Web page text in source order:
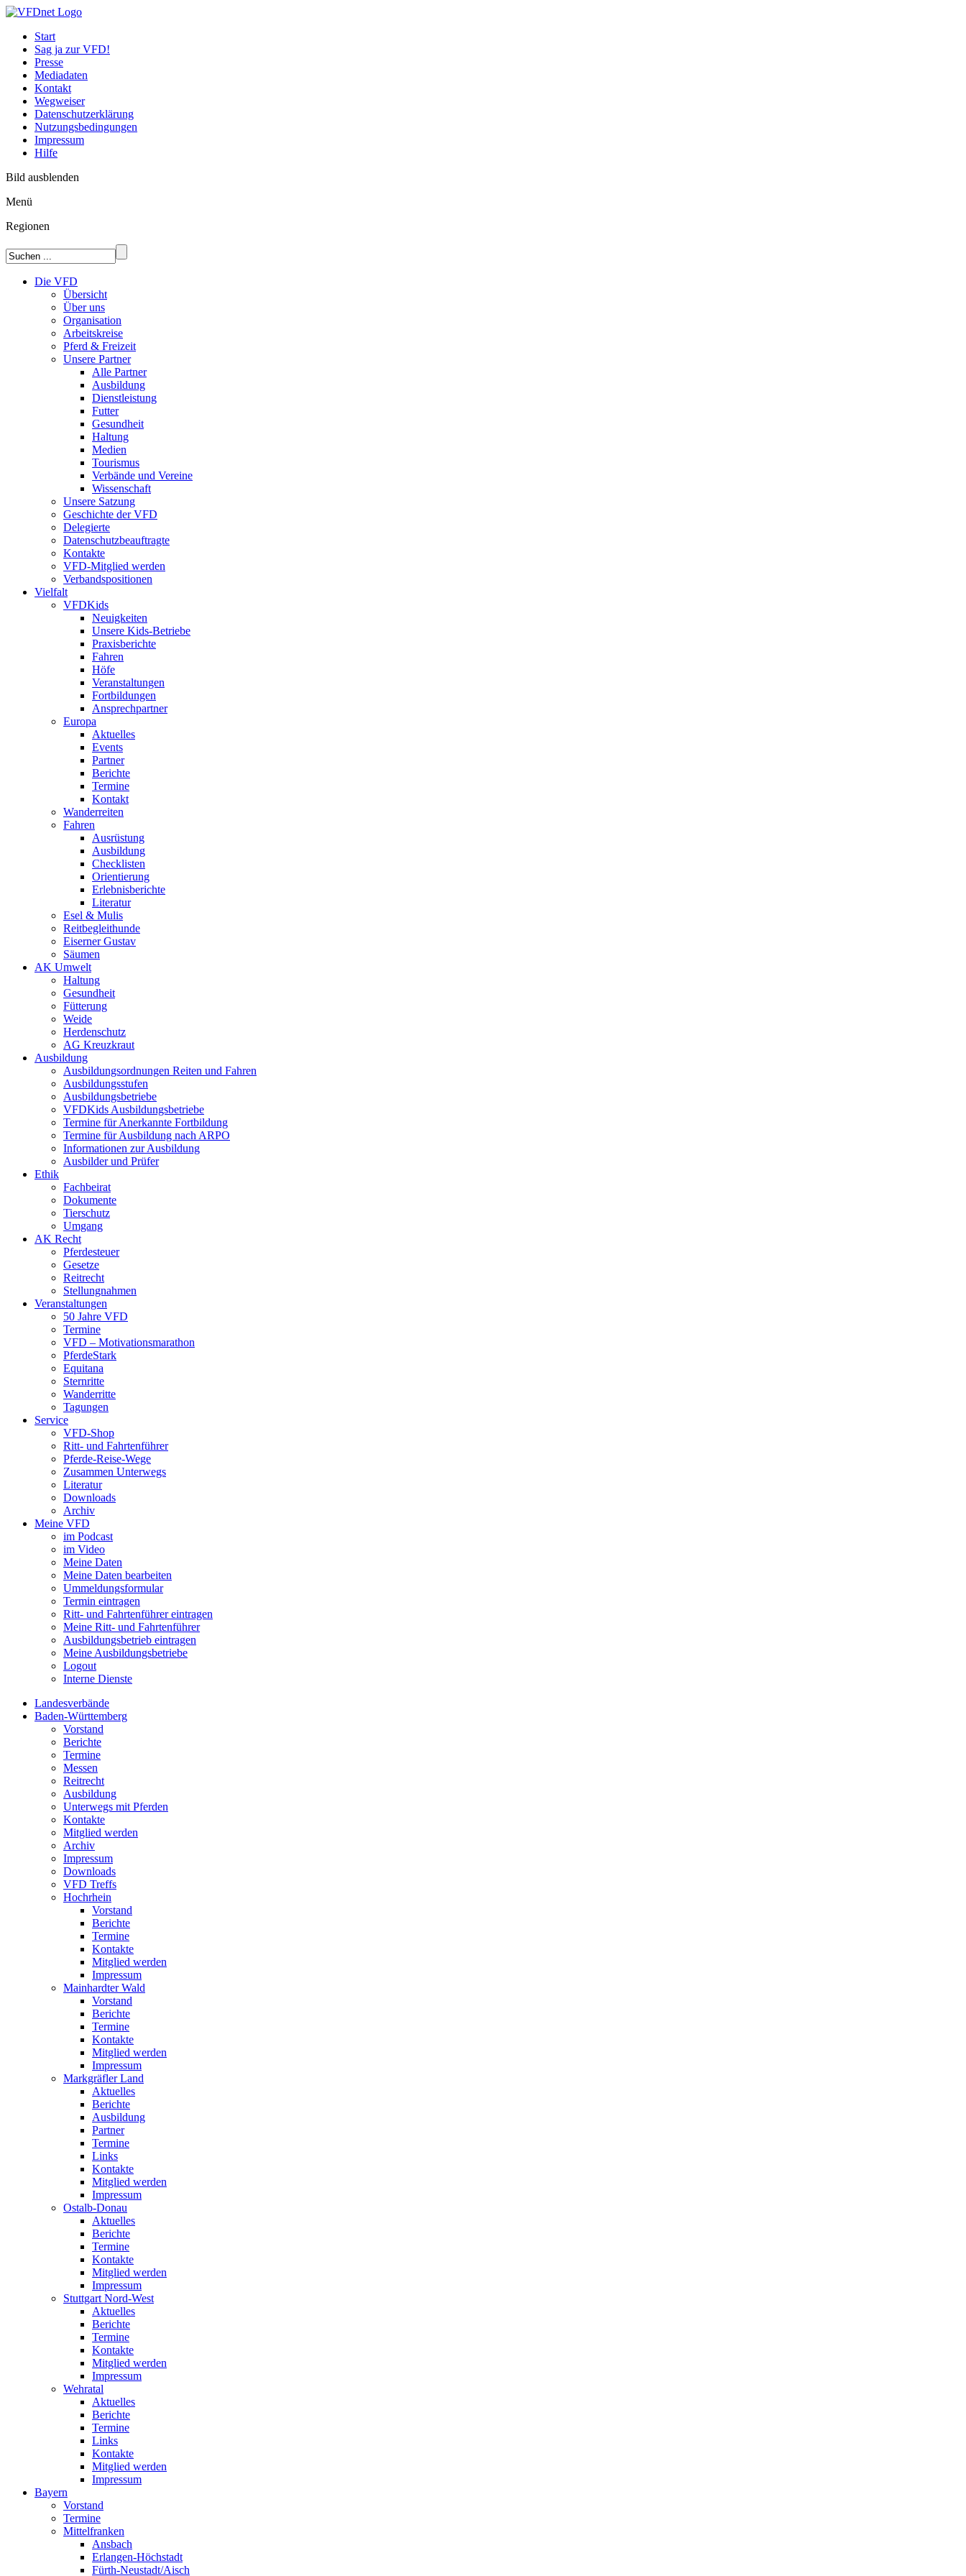
Start
Sag ja zur VFD!
Presse
Mediadaten
Kontakt
Wegweiser
Datenschutzerklärung
Nutzungsbedingungen
Impressum
Hilfe
Bild ausblenden
Menü
Regionen
Die VFD
Übersicht
Über uns
Organisation
Arbeitskreise
Pferd & Freizeit
Unsere Partner
Alle Partner
Ausbildung
Dienstleistung
Futter
Gesundheit
Haltung
Medien
Tourismus
Verbände und Vereine
Wissenschaft
Unsere Satzung
Geschichte der VFD
Delegierte
Datenschutzbeauftragte
Kontakte
VFD-Mitglied werden
Verbandspositionen
Vielfalt
VFDKids
Neuigkeiten
Unsere Kids-Betriebe
Praxisberichte
Fahren
Höfe
Veranstaltungen
Fortbildungen
Ansprechpartner
Europa
Aktuelles
Events
Partner
Berichte
Termine
Kontakt
Wanderreiten
Fahren
Ausrüstung
Ausbildung
Checklisten
Orientierung
Erlebnisberichte
Literatur
Esel & Mulis
Reitbegleithunde
Eiserner Gustav
Säumen
AK Umwelt
Haltung
Gesundheit
Fütterung
Weide
Herdenschutz
AG Kreuzkraut
Ausbildung
Ausbildungsordnungen Reiten und Fahren
Ausbildungsstufen
Ausbildungsbetriebe
VFDKids Ausbildungsbetriebe
Termine für Anerkannte Fortbildung
Termine für Ausbildung nach ARPO
Informationen zur Ausbildung
Ausbilder und Prüfer
Ethik
Fachbeirat
Dokumente
Tierschutz
Umgang
AK Recht
Pferdesteuer
Gesetze
Reitrecht
Stellungnahmen
Veranstaltungen
50 Jahre VFD
Termine
VFD – Motivationsmarathon
PferdeStark
Equitana
Sternritte
Wanderritte
Tagungen
Service
VFD-Shop
Ritt- und Fahrtenführer
Pferde-Reise-Wege
Zusammen Unterwegs
Literatur
Downloads
Archiv
Meine VFD
im Podcast
im Video
Meine Daten
Meine Daten bearbeiten
Ummeldungsformular
Termin eintragen
Ritt- und Fahrtenführer eintragen
Meine Ritt- und Fahrtenführer
Ausbildungsbetrieb eintragen
Meine Ausbildungsbetriebe
Logout
Interne Dienste
Landesverbände
Baden-Württemberg
Vorstand
Berichte
Termine
Messen
Reitrecht
Ausbildung
Unterwegs mit Pferden
Kontakte
Mitglied werden
Archiv
Impressum
Downloads
VFD Treffs
Hochrhein
Vorstand
Berichte
Termine
Kontakte
Mitglied werden
Impressum
Mainhardter Wald
Vorstand
Berichte
Termine
Kontakte
Mitglied werden
Impressum
Markgräfler Land
Aktuelles
Berichte
Ausbildung
Partner
Termine
Links
Kontakte
Mitglied werden
Impressum
Ostalb-Donau
Aktuelles
Berichte
Termine
Kontakte
Mitglied werden
Impressum
Stuttgart Nord-West
Aktuelles
Berichte
Termine
Kontakte
Mitglied werden
Impressum
Wehratal
Aktuelles
Berichte
Termine
Links
Kontakte
Mitglied werden
Impressum
Bayern
Vorstand
Termine
Mittelfranken
Ansbach
Erlangen-Höchstadt
Fürth-Neustadt/Aisch